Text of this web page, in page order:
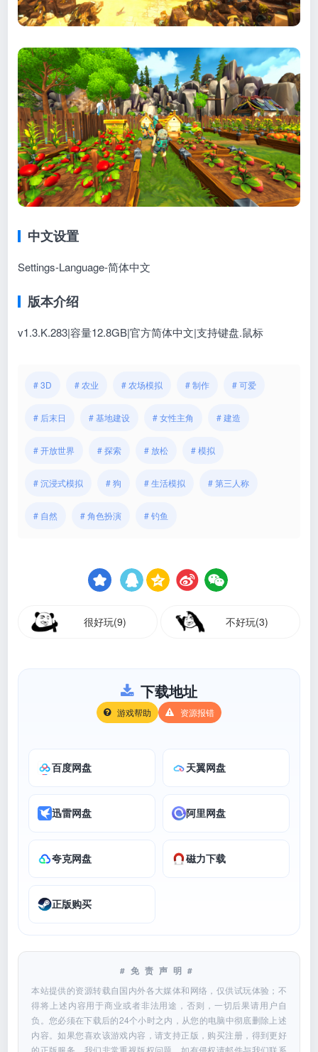
中文设置
Settings-Language-简体中文
版本介绍
v1.3.K.283|容量12.8GB|官方简体中文|支持键盘.鼠标
# 3D # 农业 # 农场模拟 # 制作 # 可爱
# 后末日 # 基地建设 # 女性主角 # 建造
# 开放世界 # 探索 # 放松 # 模拟
# 沉浸式模拟 # 狗 # 生活模拟 # 第三人称
# 自然 # 角色扮演 # 钓鱼
很好玩(9) 不好玩(3)
下载地址
游戏帮助 资源报错
百度网盘 天翼网盘
迅雷网盘 阿里网盘
夸克网盘 磁力下载
正版购买
#免责声明#
本站提供的资源转载自国内外各大媒体和网络，仅供试玩体验；不
得将上述内容用于商业或者非法用途，否则，一切后果请用户自
负。您必须在下载后的24个小时之内，从您的电脑中彻底删除上述
内容。如果您喜欢该游戏内容，请支持正版，购买注册，得到更好
的正版服务。我们非常重视版权问题，如有侵权请邮件与我们联系